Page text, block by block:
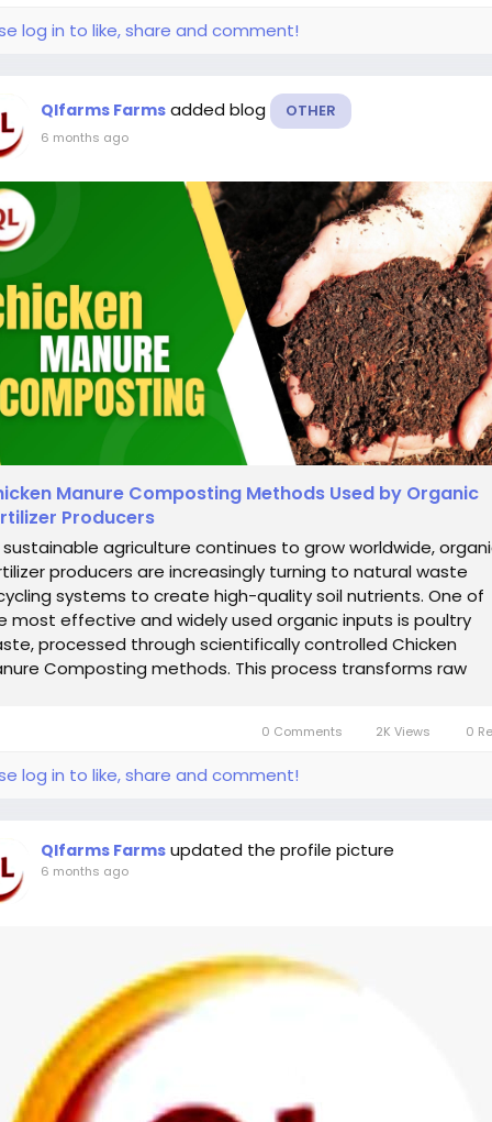
trình xử lý đơn hàng.
chi tiết giải pháp tại:
camerasaigon24h.com/lap-camera-quay-dong-hang-
log in to like, share and comment!
Qlfarms Farms added blog OTHER
6 months ago
Manure Composting Methods Used by Organic
Producers
sustainable agriculture continues to grow worldwide,
producers are increasingly turning to natural waste
systems to create high-quality soil nutrients. One of
most effective and widely used organic inputs is poultry
processed through scientifically controlled Chicken
Composting methods. This process transforms raw
0 Comments 2K Views 0
log in to like, share and comment!
Qlfarms Farms updated the profile picture
6 months ago